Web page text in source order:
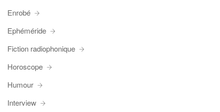
Enrobé
Ephéméride
Fiction radiophonique
Horoscope
Humour
Interview